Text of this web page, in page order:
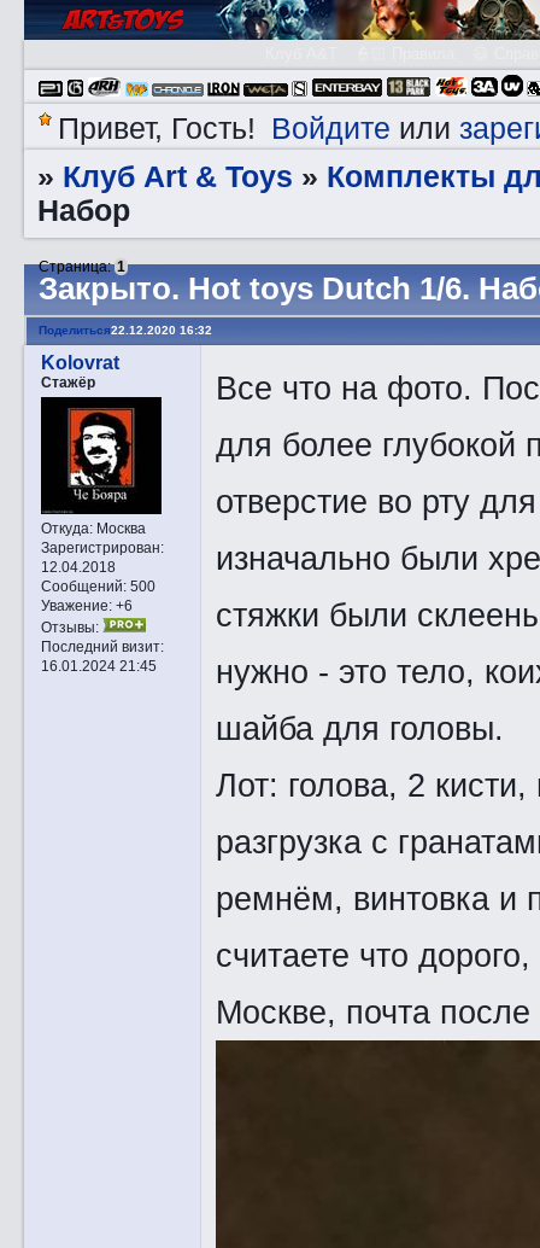
Привет, Гость! Войдите или
» Клуб Art & Toys » Комплекты
Набор
Закрытo. Hot toys Dutch 1/6.
Страница:1
Поделиться22.12.2020 16:32
Kolovrat
Стажёр
Откуда:Москва
Зарегистрирован:
12.04.2018
Сообщений:500
Уважение: +6
Отзывы:
Последний визит:
16.01.2024 21:45
Все что на фото.
для более глубокой
отверстие во рту
изначально были
стяжки были
нужно - это тело,
шайба для головы.
Лот: голова, 2
разгрузка с
ремнём, винтовка и
считаете что
Москве, почта